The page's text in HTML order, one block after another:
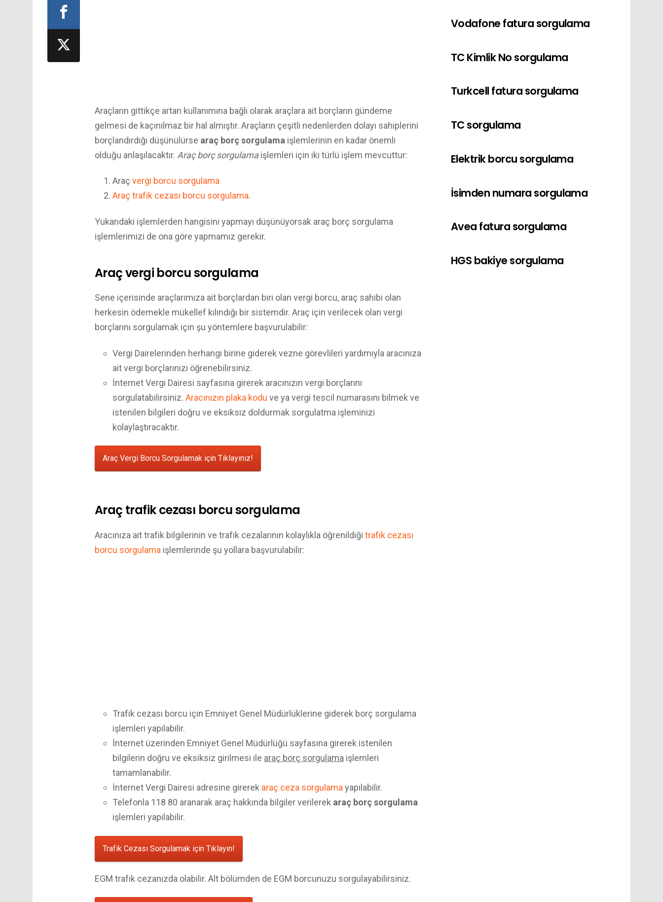
Araçların gittikçe artan kullanımına bağlı olarak araçlara ait borçların gündeme
gelmesi de kaçınılmaz bir hal almıştır. Araçların çeşitli nedenlerden dolayı sahiplerini
borçlandırdığı düşünülürse araç borç sorgulama işlemlerinin en kadar önemli
olduğu anlaşılacaktır. Araç borç sorgulamaişlemleri için iki türlü işlem mevcuttur:
Araç vergi borcu sorgulama
Araç trafik cezası borcu sorgulama.
Yukarıdaki işlemlerden hangisini yapmayı düşünüyorsak araç borç sorgulama
işlemlerimizi de ona göre yapmamız gerekir.
Araç vergi borcu sorgulama
Sene içerisinde araçlarımıza ait borçlardan biri olan vergi borcu, araç sahibi olan
herkesin ödemekle mükellef kılındığı bir sistemdir. Araç için verilecek olan vergi
borçlarını sorgulamak için şu yöntemlere başvurulabilir:
Vergi Dairelerinden herhangi birine giderek vezne görevlileri yardımıyla aracınıza
ait vergi borçlarınızı öğrenebilirsiniz.
İnternet Vergi Dairesi sayfasına girerek aracınızın vergi borçlarını
sorgulatabilirsiniz. Aracınızın plaka kodu ve ya vergi tescil numarasını bilmek ve
istenilen bilgileri doğru ve eksiksiz doldurmak sorgulatma işleminizi
kolaylaştıracaktır.
Araç Vergi Borcu Sorgulamak için Tıklayınız!
Araç trafik cezası borcu sorgulama
Aracınıza ait trafik bilgilerinin ve trafik cezalarının kolaylıkla öğrenildiği trafik cezası
borcu sorgulama işlemlerinde şu yollara başvurulabilir:
Trafik cezası borcu için Emniyet Genel Müdürlüklerine giderek borç sorgulama
işlemleri yapılabilir.
İnternet üzerinden Emniyet Genel Müdürlüğü sayfasına girerek istenilen
bilgilerin doğru ve eksiksiz girilmesi ile araç borç sorgulama işlemleri
tamamlanabilir.
İnternet Vergi Dairesi adresine girerek araç ceza sorgulamayapılabilir.
Telefonla 118 80 aranarak araç hakkında bilgiler verilerek araç borç sorgulama
işlemleri yapılabilir.
Trafik Cezası Sorgulamak için Tıklayın!
EGM trafik cezanızda olabilir. Alt bölümden de EGM borcunuzu sorgulayabilirsiniz.
Vodafone fatura sorgulama
TC Kimlik No sorgulama
Turkcell fatura sorgulama
TC sorgulama
Elektrik borcu sorgulama
İsimden numara sorgulama
Avea fatura sorgulama
HGS bakiye sorgulama